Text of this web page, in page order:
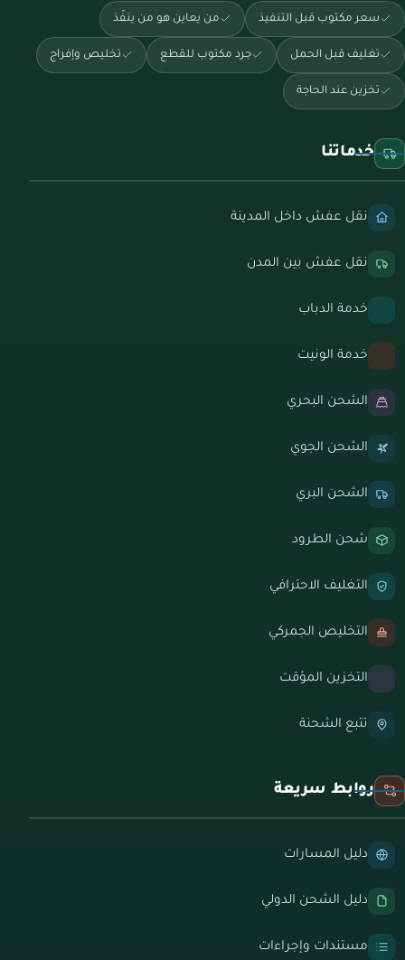
سعر مكتوب قبل التنفيذ من يعاين هو من ينفّذ
تغليف قبل الحمل جرد مكتوب للقطع تخليص وإفراج
تخزين عند الحاجة
خدماتنا
نقل عفش داخل المدينة
نقل عفش بين المدن
خدمة الدباب
خدمة الونيت
الشحن البحري
الشحن الجوي
الشحن البري
شحن الطرود
التغليف الاحترافي
التخليص الجمركي
التخزين المؤقت
تتبع الشحنة
روابط سريعة
دليل المسارات
دليل الشحن الدولي
مستندات وإجراءات